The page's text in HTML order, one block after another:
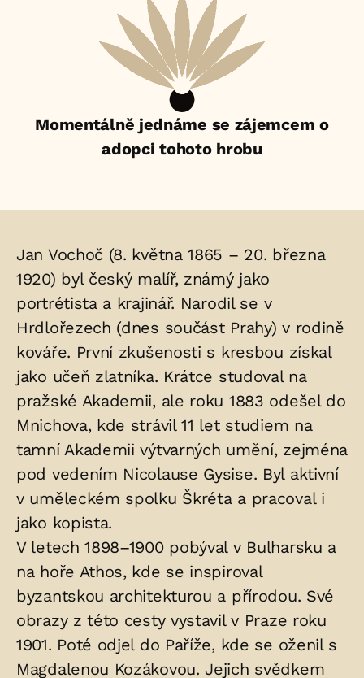
Momentálně jednáme se zájemcem o
adopci tohoto hrobu
Životopis
osoby/osob
uložených
v
hrobu:
Jan Vochoč (8. května 1865 – 20. března
1920) byl český malíř, známý jako
portrétista a krajinář. Narodil se v
Hrdlořezech (dnes součást Prahy) v rodině
kováře. První zkušenosti s kresbou získal
jako učeň zlatníka. Krátce studoval na
pražské Akademii, ale roku 1883 odešel do
Mnichova, kde strávil 11 let studiem na
tamní Akademii výtvarných umění, zejména
pod vedením Nicolause Gysise. Byl aktivní
v uměleckém spolku Škréta a pracoval i
jako kopista.
V letech 1898–1900 pobýval v Bulharsku a
na hoře Athos, kde se inspiroval
byzantskou architekturou a přírodou. Své
obrazy z této cesty vystavil v Praze roku
1901. Poté odjel do Paříže, kde se oženil s
Magdalenou Kozákovou. Jejich svědkem